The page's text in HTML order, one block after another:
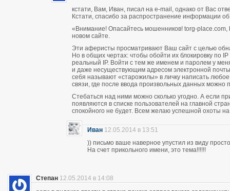
кстати, Вам, Иван, писал на e-mail, однако от Вас
Кстати, спасибо за распространение информации
«Внимание! Опасайтесь мошенников! torg-place.com,
новом сайте.
Эти аферисты просматривают Ваш сайт с целью
Но в общих чертах: чтобы обойти их блокировку по
реальный IP. Войти с тем же именем и паролем у
и даже несуществующим адресом электронной
себя называют «старожилы» в личку написать
связи, где после ввода произвольных данных можно
Стебаться над ними можно сколько угодно. А если
появляются в списке пользователей на главной
спокойного не будет. Всем желаю успешной охоты
Иван 12.05.2014 в 13:51
)) письмо ваше наверное упустил из виду
На счет прикольного имени, это тема!!!!!!
Степан 12.05.2014 в 14:08